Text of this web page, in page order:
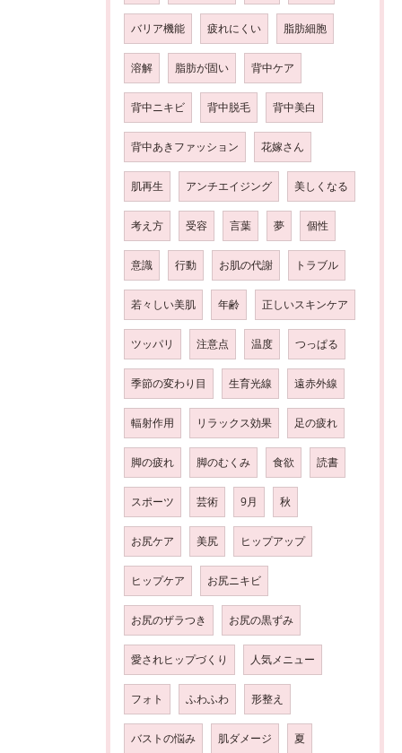
バリア機能 疲れにくい 脂肪細胞
溶解 脂肪が固い 背中ケア
背中ニキビ 背中脱毛 背中美白
背中あきファッション 花嫁さん
肌再生 アンチエイジング 美しくなる
考え方 受容 言葉 夢 個性
意識 行動 お肌の代謝 トラブル
若々しい美肌 年齢 正しいスキンケア
ツッパリ 注意点 温度 つっぱる
季節の変わり目 生育光線 遠赤外線
輻射作用 リラックス効果 足の疲れ
脚の疲れ 脚のむくみ 食欲 読書
スポーツ 芸術 9月 秋
お尻ケア 美尻 ヒップアップ
ヒップケア お尻ニキビ
お尻のザラつき お尻の黒ずみ
愛されヒップづくり 人気メニュー
フォト ふわふわ 形整え
バストの悩み 肌ダメージ 夏